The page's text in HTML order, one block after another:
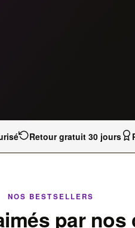
Retour gratuit 30 jours
NOS BESTSELLERS
par nos